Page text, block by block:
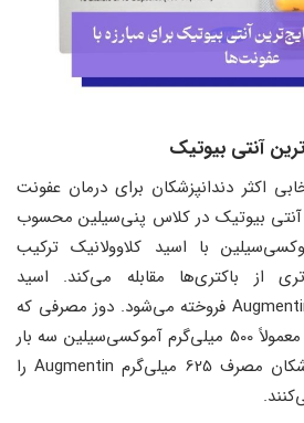
اکثر دندانپزشکان برای درمان عفونت
بیوتیک در کلاس پنی‌سیلین محسوب
با اسید کلاوولانیک ترکیب
از باکتری‌ها مقابله می‌کند. اسید
کلاوولانیک با نام تجاری Augmentin فروخته می‌شود. دوز مصرفی که
دندانپزشک توصیه می‌کند معمولاً 500 میلی‌گرم آموکسی‌سیلین سه بار
در روز است. اکثر دندانپزشکان مصرف 625 میلی‌گرم Augmentin را